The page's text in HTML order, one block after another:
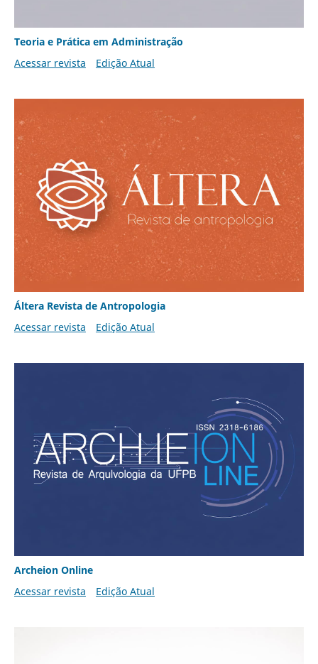
Teoria e Prática em Administração
Acessar revista
Edição Atual
Áltera Revista de Antropologia
Acessar revista
Edição Atual
Archeion Online
Acessar revista
Edição Atual